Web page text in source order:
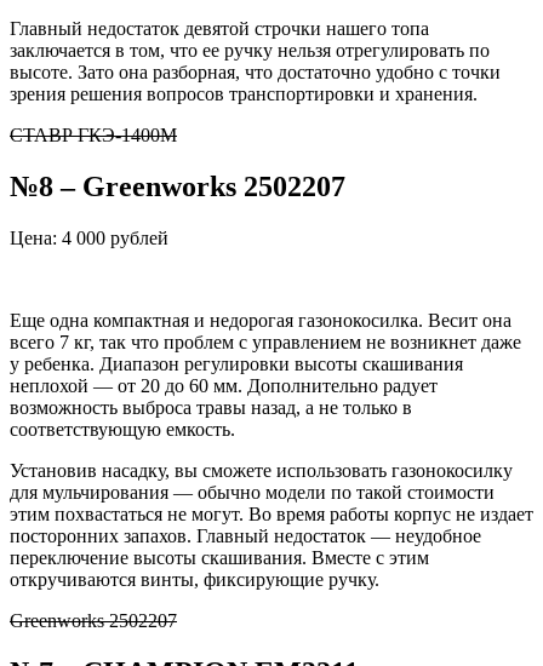
Главный недостаток девятой строчки нашего топа
заключается в том, что ее ручку нельзя отрегулировать по
высоте. Зато она разборная, что достаточно удобно с точки
зрения решения вопросов транспортировки и хранения.
СТАВР ГКЭ-1400М
№8 – Greenworks 2502207
Цена: 4 000 рублей
Еще одна компактная и недорогая газонокосилка. Весит она
всего 7 кг, так что проблем с управлением не возникнет даже
у ребенка. Диапазон регулировки высоты скашивания
неплохой — от 20 до 60 мм. Дополнительно радует
возможность выброса травы назад, а не только в
соответствующую емкость.
Установив насадку, вы сможете использовать газонокосилку
для мульчирования — обычно модели по такой стоимости
этим похвастаться не могут. Во время работы корпус не издает
посторонних запахов. Главный недостаток — неудобное
переключение высоты скашивания. Вместе с этим
откручиваются винты, фиксирующие ручку.
Greenworks 2502207